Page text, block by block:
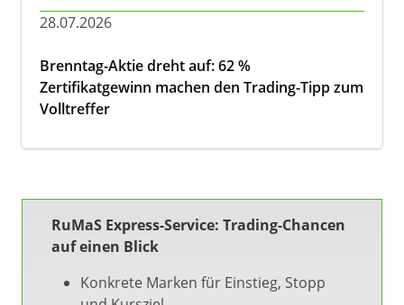
28.07.2026
Brenntag-Aktie dreht auf: 62 %
Zertifikatgewinn machen den Trading-Tipp zum
Volltreffer
RuMaS Express-Service: Trading-Chancen
auf einen Blick
Konkrete Marken für Einstieg, Stopp